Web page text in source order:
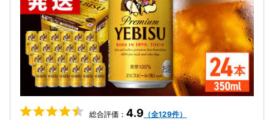
総合評価： 4.9 （全129件）